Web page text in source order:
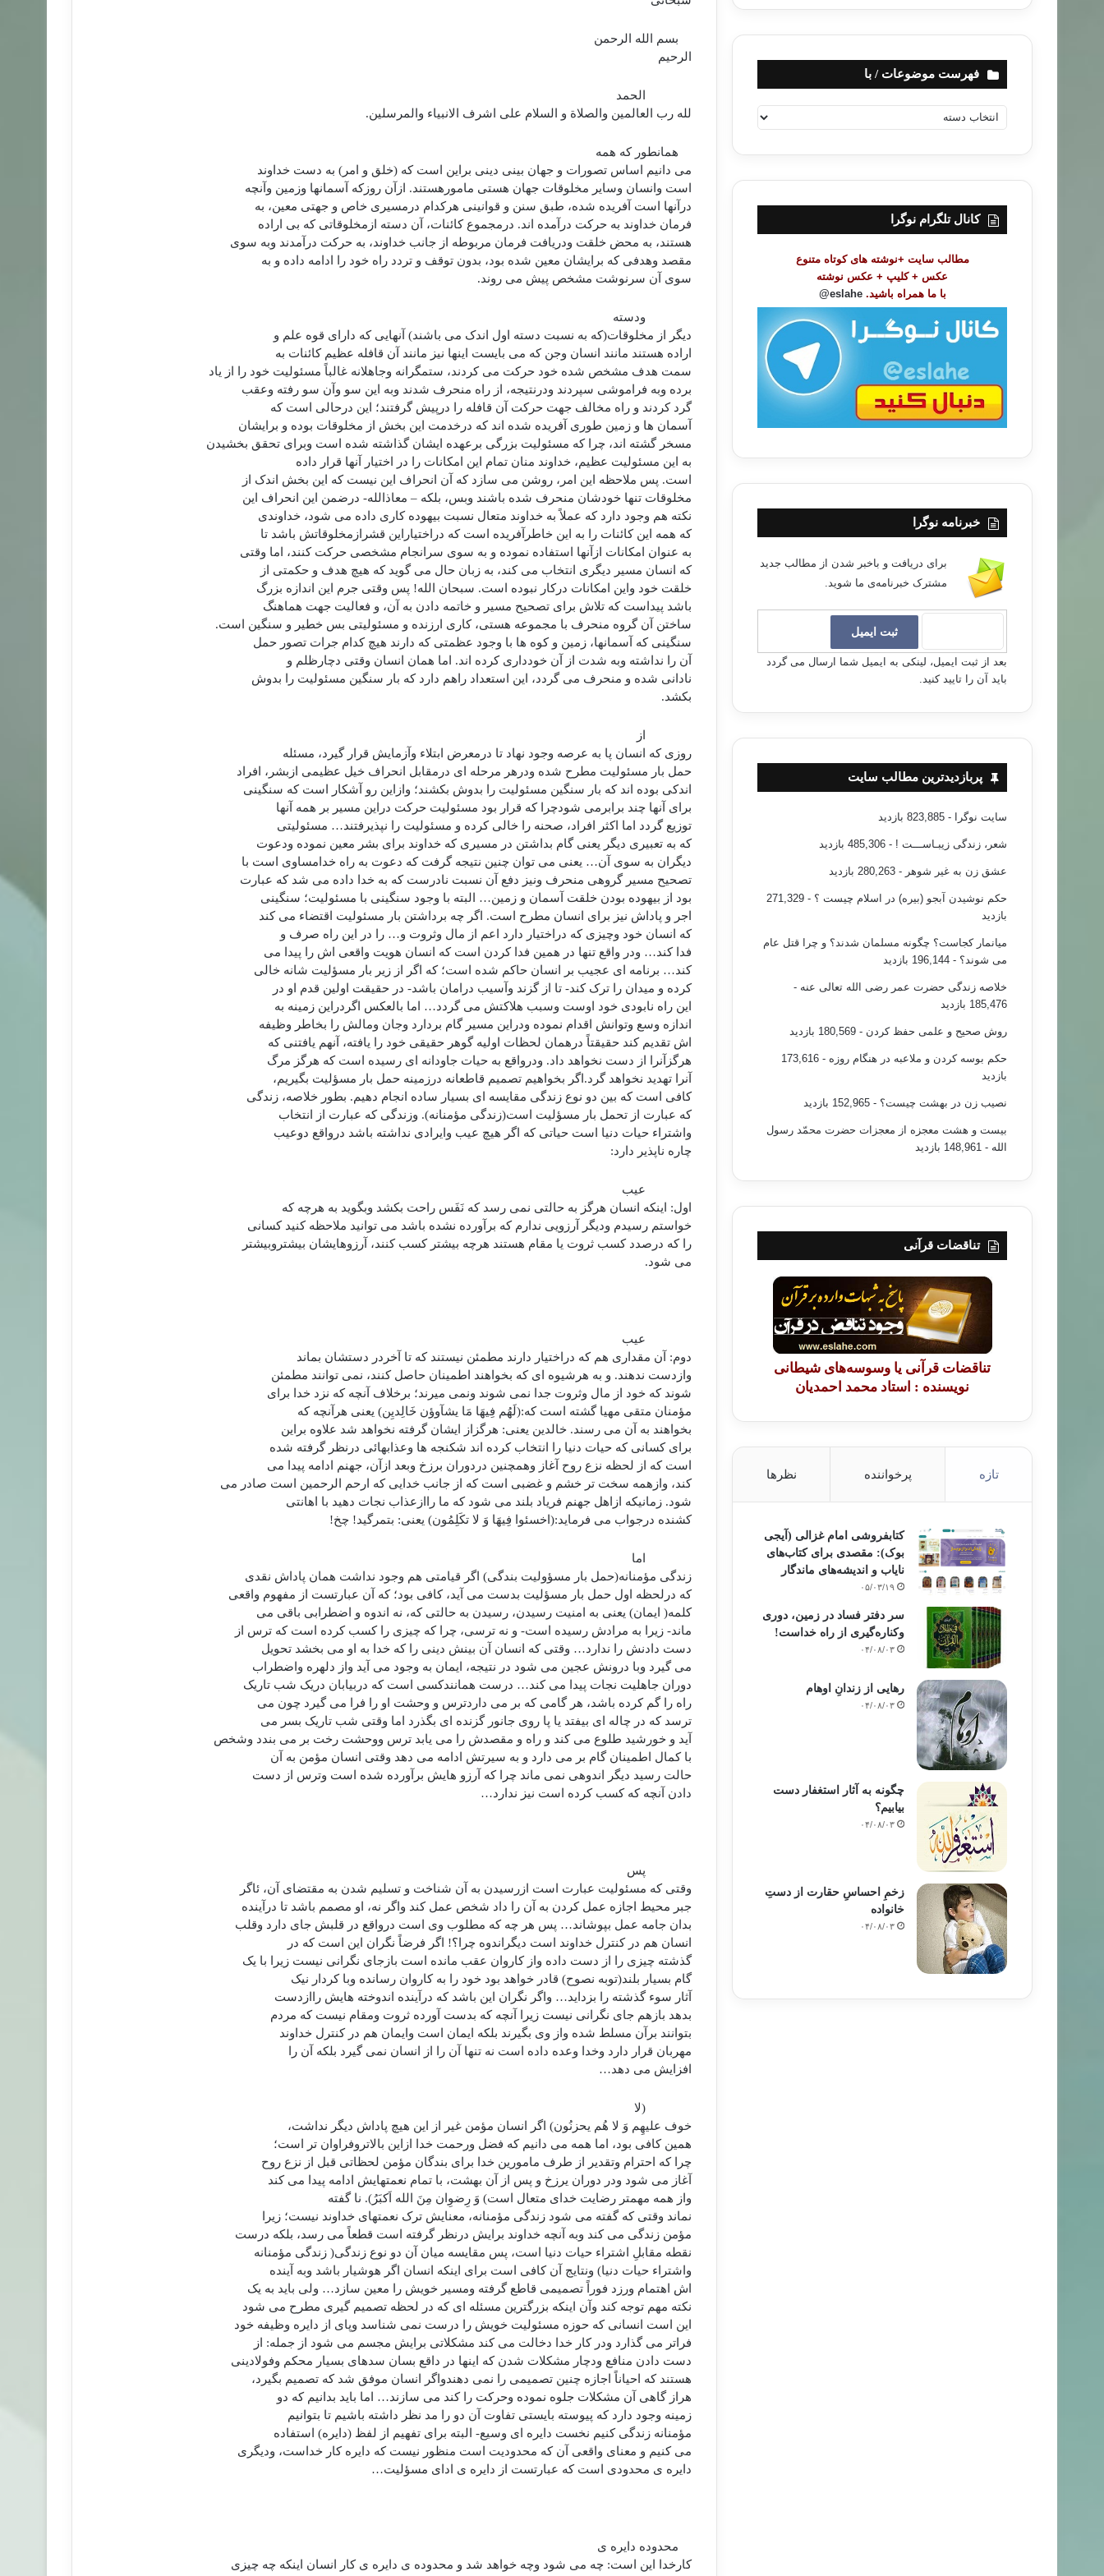
بسم الله الرحمن
الرحیم
الحمد
لله رب العالمین والصلاة و السلام علی اشرف الانبیاء والمرسلین.
همانطور که همه
می دانیم اساس تصورات و جهان بینی دینی براین است که (خلق و امر) به دست خداوند
است وانسان وسایر مخلوقات جهان هستی مامورهستند. ازآن روزکه آسمانها وزمین وآنچه
درآنها است آفریده شده، طبق سنن و قوانینی هرکدام درمسیری خاص و جهتی معین، به
فرمان خداوند به حرکت درآمده اند. درمجموع کائنات، آن دسته ازمخلوقاتی که بی اراده
هستند، به محض خلقت ودریافت فرمان مربوطه از جانب خداوند، به حرکت درآمدند وبه سوی
مقصد وهدفی که برایشان معین شده بود، بدون توقف و تردد راه خود را ادامه داده و به
سوی آن سرنوشت مشخص پیش می روند.
ودسته
دیگر از مخلوقات(که به نسبت دسته اول اندک می باشند) آنهایی که دارای قوه علم و
اراده هستند مانند انسان وجن که می بایست اینها نیز مانند آن قافله عظیم کائنات به
سمت هدف مشخص شده خود حرکت می کردند، ستمگرانه وجاهلانه غالباً مسئولیت خود را از یاد
برده وبه فراموشی سپردند ودرنتیجه، از راه منحرف شدند وبه این سو وآن سو رفته وعقب
گرد کردند و راه مخالف جهت حرکت آن قافله را درپیش گرفتند؛ این درحالی است که
آسمان ها و زمین طوری آفریده شده اند که درخدمت این بخش از مخلوقات بوده و برایشان
مسخر گشته اند، چرا که مسئولیت بزرگی برعهده ایشان گذاشته شده است وبرای تحقق بخشیدن
به این مسئولیت عظیم، خداوند منان تمام این امکانات را در اختیار آنها قرار داده
است. پس ملاحظه این امر، روشن می سازد که آن انحراف این نیست که این بخش اندک از
مخلوقات تنها خودشان منحرف شده باشند وبس، بلکه – معاذالله- درضمن این انحراف این
نکته هم وجود دارد که عملاً به خداوند متعال نسبت بیهوده کاری داده می شود، خداوندی
که همه این کائنات را به این خاطرآفریده است که دراختیاراین قشرازمخلوقاتش باشد تا
به عنوان امکانات ازآنها استفاده نموده و به سوی سرانجام مشخصی حرکت کنند، اما وقتی
که انسان مسیر دیگری انتخاب می کند، به زبان حال می گوید که هیچ هدف و حکمتی از
خلقت خود واین امکانات درکار نبوده است. سبحان الله! پس وقتی جرم این اندازه بزرگ
باشد پیداست که تلاش برای تصحیح مسیر و خاتمه دادن به آن، و فعالیت جهت هماهنگ
ساختن آن گروه منحرف با مجموعه هستی، کاری ارزنده و مسئولیتی بس خطیر و سنگین است.
سنگینی که آسمانها، زمین و کوه ها با وجود عظمتی که دارند هیچ کدام جرات تصور حمل
آن را نداشته وبه شدت از آن خودداری کرده اند. اما همان انسان وقتی دچارظلم و
نادانی شده و منحرف می گردد، این استعداد راهم دارد که بار سنگین مسئولیت را بدوش
بکشد.
از
روزی که انسان پا به عرصه وجود نهاد تا درمعرض ابتلاء وآزمایش قرار گیرد، مسئله
حمل بار مسئولیت مطرح شده ودرهر مرحله ای درمقابل انحراف خیل عظیمی ازبشر، افراد
اندکی بوده اند که بار سنگین مسئولیت را بدوش بکشند؛ وازاین رو آشکار است که سنگینی
برای آنها چند برابرمی شودچرا که قرار بود مسئولیت حرکت دراین مسیر بر همه آنها
توزیع گردد اما اکثر افراد، صحنه را خالی کرده و مسئولیت را نپذیرفتند… مسئولیتی
که به تعبیری دیگر یعنی گام بداشتن در مسیری که خداوند برای بشر معین نموده ودعوت
دیگران به سوی آن… یعنی می توان چنین نتیجه گرفت که دعوت به راه خدامساوی است با
تصحیح مسیر گروهی منحرف ونیز دفع آن نسبت نادرست که به خدا داده می شد که عبارت
بود از بیهوده بودن خلقت آسمان و زمین… البته با وجود سنگینی با مسئولیت؛ سنگینی
اجر و پاداش نیز برای انسان مطرح است. اگر چه برداشتن بار مسئولیت اقتضاء می کند
که انسان خود وچیزی که دراختیار دارد اعم از مال وثروت و… را در این راه صرف و
فدا کند… ودر واقع تنها در همین فدا کردن است که انسان هویت واقعی اش را پیدا می
کند… برنامه ای عجیب بر انسان حاکم شده است؛ که اگر از زیر بار مسؤلیت شانه خالی
کرده و میدان را ترک کند- تا از گزند وآسیب درامان باشد- در حقیقت اولین قدم او در
این راه نابودی خود اوست وسبب هلاکتش می گردد… اما بالعکس اگردراین زمینه به
اندازه وسع وتوانش اقدام نموده ودراین مسیر گام بردارد وجان ومالش را بخاطر وظیفه
اش تقدیم کند حقیقتاً درهمان لحظات اولیه گوهر حقیقی خود را یافته، آنهم یافتنی که
هرگزآنرا از دست نخواهد داد. ودرواقع به حیات جاودانه ای رسیده است که هرگز مرگ
آنرا تهدید نخواهد گرد.اگر بخواهیم تصمیم قاطعانه درزمینه حمل بار مسؤلیت بگیریم،
کافی است که بین دو نوع زندگی مقایسه ای بسیار ساده انجام دهیم. بطور خلاصه، زندگی
که عبارت از تحمل بار مسؤلیت است(زندگی مؤمنانه). وزندگی که عبارت از انتخاب
واشتراء حیات دنیا است حیاتی که اگر هیچ عیب وایرادی نداشته باشد درواقع دوعیب
چاره ناپذیر دارد:
عیب
اول: اینکه انسان هرگز به حالتی نمی رسد که نَفَس راحت بکشد وبگوید به هرچه که
خواستم رسیدم ودیگر آرزویی ندارم که برآورده نشده باشد می توانید ملاحظه کنید کسانی
را که درصدد کسب ثروت یا مقام هستند هرچه بیشتر کسب کنند، آرزوهایشان بیشتروبیشتر
می شود.
عیب
دوم: آن مقداری هم که دراختیار دارند مطمئن نیستند که تا آخردر دستشان بماند
وازدست ندهند. و به هرشیوه ای که بخواهند اطمینان حاصل کنند، نمی توانند مطمئن
شوند که خود از مال وثروت جدا نمی شوند ونمی میرند؛ برخلاف آنچه که نزد خدا برای
مؤمنان متقی مهیا گشته است که:(لَهُم فِیهَا مَا یشآوؤن خَالِدیِن) یعنی هرآنچه که
بخواهند به آن می رسند. خالدین یعنی: هرگزاز ایشان گرفته نخواهد شد علاوه براین
برای کسانی که حیات دنیا را انتخاب کرده اند شکنجه ها وعذابهائی درنظر گرفته شده
است که از لحظه نزع روح آغاز وهمچنین دردوران برزخ وبعد ازآن، جهنم ادامه پیدا می
کند، وازهمه سخت تر خشم و غضبی است که از جانب خدایی که ارحم الرحمین است صادر می
شود. زمانیکه ازاهل جهنم فریاد بلند می شود که ما راازعذاب نجات دهید با اهانتی
کشنده درجواب می فرماید:(اخسئوا فِیهَا وَ لا تکَلِمُون) یعنی: بتمرگید! چخ!
اما
زندگی مؤمنانه(حمل بار مسؤولیت بندگی) اگر قیامتی هم وجود نداشت همان پاداش نقدی
که درلحظه اول حمل بار مسؤلیت بدست می آید، کافی بود؛ که آن عبارتست از مفهوم واقعی
کلمه( ایمان) یعنی به امنیت رسیدن، رسیدن به حالتی که، نه اندوه و اضطرابی باقی می
ماند- زیرا به مرادش رسیده است- و نه ترسی، چرا که چیزی را کسب کرده است که ترس از
دست دادنش را ندارد… وقتی که انسان آن بینش دینی را که خدا به او می بخشد تحویل
می گیرد وبا درونش عجین می شود در نتیجه، ایمان به وجود می آید واز دلهره واضطراب
دوران جاهلیت نجات پیدا می کند… درست همانندکسی است که دربیابان دریک شب تاریک
راه را گم کرده باشد، هر گامی که بر می داردترس و وحشت او را فرا می گیرد چون می
ترسد که در چاله ای بیفتد یا پا روی جانور گزنده ای بگذرد اما وقتی شب تاریک بسر می
آید و خورشید طلوع می کند و راه و مقصدش را می یابد ترس ووحشت رخت بر می بندد وشخص
با کمال اطمینان گام بر می دارد و به سیرتش ادامه می دهد وقتی انسان مؤمن به آن
حالت رسید دیگر اندوهی نمی ماند چرا که آرزو هایش برآورده شده است وترس از دست
دادن آنچه که کسب کرده است نیز ندارد…
پس
وقتی که مسئولیت عبارت است ازرسیدن به آن شناخت و تسلیم شدن به مقتضای آن، ئاگر
جبر محیط اجازه عمل کردن به آن را داد شخص عمل کند واگر نه، او مصمم باشد تا درآینده
بدان جامه عمل بپوشاند… پس هر چه که مطلوب وی است درواقع در قلبش جای دارد وقلب
انسان هم در کنترل خداوند است دیگراندوه چرا؟! اگر فرضاً نگران این است که در
گذشته چیزی را از دست داده واز کاروان عقب مانده است بازجای نگرانی نیست زیرا با یک
گام بسیار بلند(توبه نصوح) قادر خواهد بود خود را به کاروان رسانده وبا کردار نیک
آثار سوء گذشته را بزداید… واگر نگران این باشد که درآینده اندوخته هایش راازدست
بدهد بازهم جای نگرانی نیست زیرا آنچه که بدست آورده ثروت ومقام نیست که مردم
بتوانند برآن مسلط شده واز وی بگیرند بلکه ایمان است وایمان هم در کنترل خداوند
مهربان قرار دارد وخدا وعده داده است نه تنها آن را از انسان نمی گیرد بلکه آن را
افزایش می دهد…
(لا
خوف علیهِم وَ لا هُم یحزنُون) اگر انسان مؤمن غیر از این هیچ پاداش دیگر نداشت،
همین کافی بود، اما همه می دانیم که فضل ورحمت خدا ازاین بالاتروفراوان تر است؛
چرا که احترام وتقدیر از طرف مامورین خدا برای بندگان مؤمن لحظاتی قبل از نزع روح
آغاز می شود ودر دوران یرزخ و پس از آن بهشت، با تمام نعمتهایش ادامه پیدا می کند
واز همه مهمتر رضایت خدای متعال است) وَ رِضوِان مِنَ الله اَکبَرُ). نا گفته
نماند وقتی که گفته می شود زندگی مؤمنانه، معنایش ترک نعمتهای خداوند نیست؛ زیرا
مؤمن زندگی می کند وبه آنچه خداوند برایش درنظر گرفته است قطعاً می رسد، بلکه درست
نقطه مقابلِ اشتراء حیات دنیا است، پس مقایسه میان آن دو نوع زندگی( زندگی مؤمنانه
واشتراء حیات دنیا) ونتایج آن کافی است برای اینکه انسان اگر هوشیار باشد وبه آینده
اش اهتمام ورزد فوراً تصمیمی قاطع گرفته ومسیر خویش را معین سازد… ولی باید به یک
نکته مهم توجه کند وآن اینکه بزرگترین مسئله ای که در لحظه تصمیم گیری مطرح می شود
این است انسانی که حوزه مسئولیت خویش را درست نمی شناسد وپای از دایره وظیفه خود
فراتر می گذارد ودر کار خدا دخالت می کند مشکلاتی برایش مجسم می شود از جمله: از
دست دادن منافع ودچار مشکلات شدن که اینها در داقع بسان سدهای بسیار محکم وفولادینی
هستند که احیاناً اجازه چنین تصمیمی را نمی دهندواگر انسان موفق شد که تصمیم بگیرد،
هراز گاهی آن مشکلات جلوه نموده وحرکت را کند می سازند… اما باید بدانیم که دو
زمینه وجود دارد که پیوسته بایستی تفاوت آن دو را مد نظر داشته باشیم تا بتوانیم
مؤمنانه زندگی کنیم نخست دایره ای وسیع- البته برای تفهیم از لفظ (دایره) استفاده
می کنیم و معنای واقعی آن که محدودیت است منظور نیست که دایره کار خداست، ودیگری
دایره ی محدودی است که عبارتست از دایره ی ادای مسؤلیت…
محدوده دایره ی
کارخدا این است: چه می شود وچه خواهد شد و محدوده ی دایره ی کار انسان اینکه چه چیزی
فهرست موضوعات / با
ه
ت
ض
کانال تلگرام نوگرا
مطالب سایت +نوشته های کوتاه متنوع
عکس + کلیپ + عکس نوشته
با ما همراه باشید. eslahe@
خبرنامه نوگرا
برای دریافت و باخبر شدن از مطالب جدید
مشترک خبرنامه‌ی ما شوید.
بعد از ثبت ایمیل، لینکی به ایمیل شما ارسال می گردد
باید آن را تایید کنید.
پربازدیدترین مطالب سایت
سایت نوگرا - 823,885 بازدید
شعر، زندگی زیبـاســـت ! - 485,306 بازدید
عشق زن به غیر شوهر - 280,263 بازدید
حکم نوشیدن آبجو (بیره) در اسلام چیست ؟
- 271,329
بازدید
میانمار کجاست؟ چگونه مسلمان شدند؟ و چرا قتل عام
می شوند؟ - 196,144 بازدید
خلاصه زندگی حضرت عمر رضی الله تعالی عنه -
185,476 بازدید
روش صحیح و علمی حفظ کردن - 180,569 بازدید
حکم بوسه کردن و ملاعبه در هنگام روزه
- 173,616
بازدید
نصیب زن در بهشت چیست؟ - 152,965 بازدید
بیست و هشت معجزه از معجزات حضرت محمّد رسول
الله - 148,961 بازدید
تناقضات قرآنی
تناقضات قرآنی یا وسوسه‌های شیطانی
نویسنده : استاد محمد احمدیان
تازه پرخواننده نظرها
کتابفروشی امام غزالی (آیجی
بوک): مقصدی برای کتاب‌های
نایاب و اندیشه‌های ماندگار
۰۵/۰۳/۱۹
سر دفتر فساد در زمین‌، دوری
وکناره‌گیری از راه خداست‌!
۰۴/۰۸/۰۳
رهایی از زندانِ اوهام
۰۴/۰۸/۰۳
چگونه به آثار استغفار دست
بیابیم؟
۰۴/۰۸/۰۳
زخمِ احساسِ حقارت از دستِ
خانواده
۰۴/۰۸/۰۳